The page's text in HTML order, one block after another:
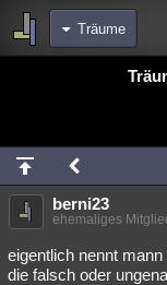
Träume
Chat Wiki
meine Rubriken
Menschen
Spiritualität
berni23
ehemaliges
eigentlich nennt
die falsch oder